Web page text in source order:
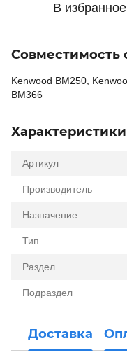
В избранное
Совместимость
Kenwood BM250,
BM366
Характеристики
Артикул
Производитель
Назначение
Тип
Раздел
Подраздел
Доставка